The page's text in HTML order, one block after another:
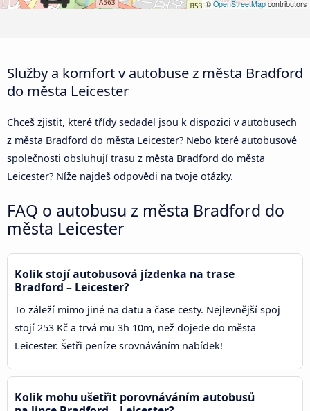
© OpenStreetMapcontributors
Služby a komfort v autobuse z města Bradford
do města Leicester
Chceš zjistit, které třídy sedadel jsou k dispozici v autobusech
z města Bradford do města Leicester? Nebo které autobusové
společnosti obsluhují trasu z města Bradford do města
Leicester? Níže najdeš odpovědi na tvoje otázky.
FAQ o autobusu z města Bradford do
města Leicester
Kolik stojí autobusová jízdenka na trase
Bradford – Leicester?
To záleží mimo jiné na datu a čase cesty. Nejlevnější spoj
stojí 253 Kč a trvá mu 3h 10m, než dojede do města
Leicester. Šetři peníze srovnáváním nabídek!
Kolik mohu ušetřit porovnáváním autobusů